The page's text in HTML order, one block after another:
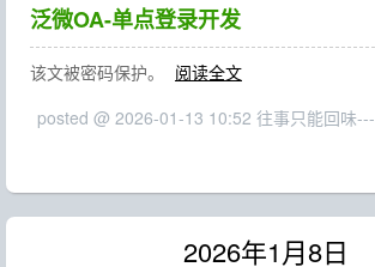
泛微OA-单点登录开发
该文被密码保护。
阅读全文
posted @ 2026-01-13 10:52 往事只能回味---
2026年1月8日